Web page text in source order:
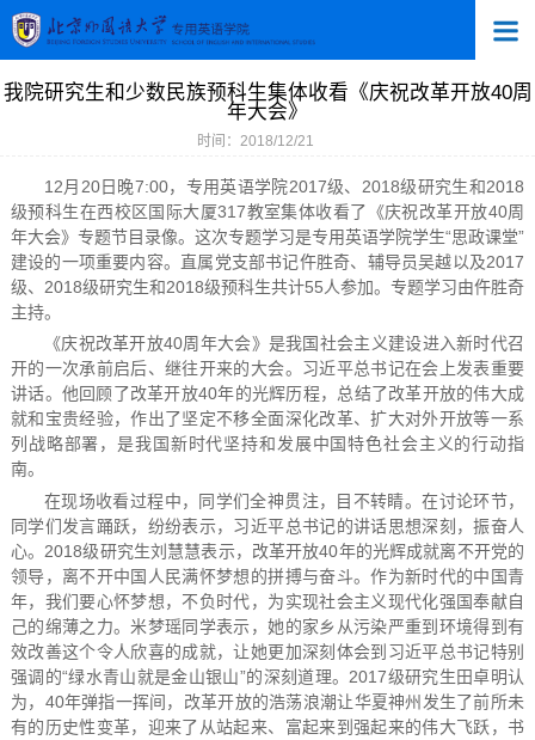
我院研究生和少数民族预科生集体收看《庆祝改革开放40周
年大会》
时间：2018/12/21
12月20日晚7:00，专用英语学院2017级、2018级研究生和2018
级预科生在西校区国际大厦317教室集体收看了《庆祝改革开放40周
年大会》专题节目录像。这次专题学习是专用英语学院学生“思政课堂”
建设的一项重要内容。直属党支部书记仵胜奇、辅导员吴越以及2017
级、2018级研究生和2018级预科生共计55人参加。专题学习由仵胜奇
主持。
《庆祝改革开放40周年大会》是我国社会主义建设进入新时代召
开的一次承前启后、继往开来的大会。习近平总书记在会上发表重要
讲话。他回顾了改革开放40年的光辉历程，总结了改革开放的伟大成
就和宝贵经验，作出了坚定不移全面深化改革、扩大对外开放等一系
列战略部署，是我国新时代坚持和发展中国特色社会主义的行动指
南。
在现场收看过程中，同学们全神贯注，目不转睛。在讨论环节，
同学们发言踊跃，纷纷表示，习近平总书记的讲话思想深刻，振奋人
心。2018级研究生刘慧慧表示，改革开放40年的光辉成就离不开党的
领导，离不开中国人民满怀梦想的拼搏与奋斗。作为新时代的中国青
年，我们要心怀梦想，不负时代，为实现社会主义现代化强国奉献自
己的绵薄之力。米梦瑶同学表示，她的家乡从污染严重到环境得到有
效改善这个令人欣喜的成就，让她更加深刻体会到习近平总书记特别
强调的“绿水青山就是金山银山”的深刻道理。2017级研究生田卓明认
为，40年弹指一挥间，改革开放的浩荡浪潮让华夏神州发生了前所未
有的历史性变革，迎来了从站起来、富起来到强起来的伟大飞跃，书